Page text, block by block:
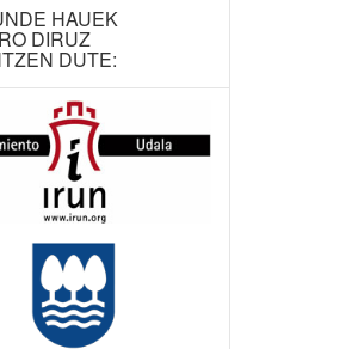
HAUEK
DIRUZ
DUTE: